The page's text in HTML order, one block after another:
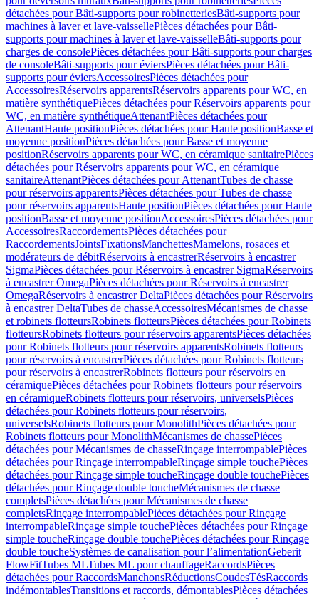
détachées pour Bâti-supports pour robinetteriesBâti-supports pour
machines à laver et lave-vaissellePièces détachées pour Bâti-
supports pour machines à laver et lave-vaisselleBâti-supports pour
charges de consolePièces détachées pour Bâti-supports pour charges
de consoleBâti-supports pour éviersPièces détachées pour Bâti-
supports pour éviersAccessoiresPièces détachées pour
AccessoiresRéservoirs apparentsRéservoirs apparents pour WC, en
matière synthétiquePièces détachées pour Réservoirs apparents pour
WC, en matière synthétiqueAttenantPièces détachées pour
AttenantHaute positionPièces détachées pour Haute positionBasse et
moyenne positionPièces détachées pour Basse et moyenne
positionRéservoirs apparents pour WC, en céramique sanitairePièces
détachées pour Réservoirs apparents pour WC, en céramique
sanitaireAttenantPièces détachées pour AttenantTubes de chasse
pour réservoirs apparentsPièces détachées pour Tubes de chasse
pour réservoirs apparentsHaute positionPièces détachées pour Haute
positionBasse et moyenne positionAccessoiresPièces détachées pour
AccessoiresRaccordementsPièces détachées pour
RaccordementsJointsFixationsManchettesMamelons, rosaces et
modérateurs de débitRéservoirs à encastrerRéservoirs à encastrer
SigmaPièces détachées pour Réservoirs à encastrer SigmaRéservoirs
à encastrer OmegaPièces détachées pour Réservoirs à encastrer
OmegaRéservoirs à encastrer DeltaPièces détachées pour Réservoirs
à encastrer DeltaTubes de chasseAccessoiresMécanismes de chasse
et robinets flotteursRobinets flotteursPièces détachées pour Robinets
flotteursRobinets flotteurs pour réservoirs apparentsPièces détachées
pour Robinets flotteurs pour réservoirs apparentsRobinets flotteurs
pour réservoirs à encastrerPièces détachées pour Robinets flotteurs
pour réservoirs à encastrerRobinets flotteurs pour réservoirs en
céramiquePièces détachées pour Robinets flotteurs pour réservoirs
en céramiqueRobinets flotteurs pour réservoirs, universelsPièces
détachées pour Robinets flotteurs pour réservoirs,
universelsRobinets flotteurs pour MonolithPièces détachées pour
Robinets flotteurs pour MonolithMécanismes de chassePièces
détachées pour Mécanismes de chasseRinçage interrompablePièces
détachées pour Rinçage interrompableRinçage simple touchePièces
détachées pour Rinçage simple toucheRinçage double touchePièces
détachées pour Rinçage double toucheMécanismes de chasse
completsPièces détachées pour Mécanismes de chasse
completsRinçage interrompablePièces détachées pour Rinçage
interrompableRinçage simple touchePièces détachées pour Rinçage
simple toucheRinçage double touchePièces détachées pour Rinçage
double toucheSystèmes de canalisation pour l’alimentationGeberit
FlowFitTubes MLTubes ML pour chauffageRaccordsPièces
détachées pour RaccordsManchonsRéductionsCoudesTésRaccords
indémontablesTransitions et raccords, démontablesPièces détachées